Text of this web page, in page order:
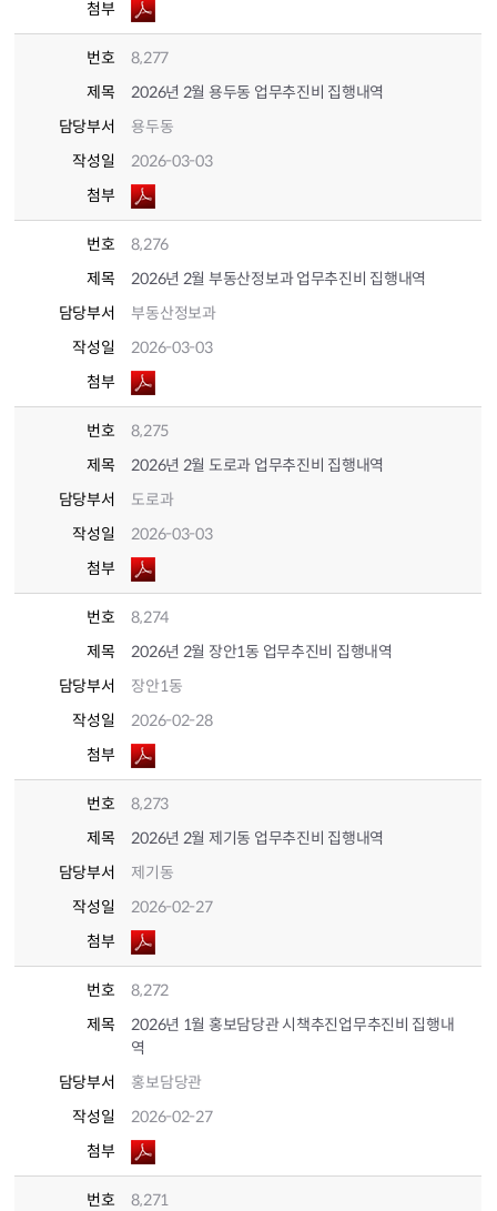
첨부
번호
8,277
제목
2026년 2월 용두동 업무추진비 집행내역
담당부서
용두동
작성일
2026-03-03
첨부
번호
8,276
제목
2026년 2월 부동산정보과 업무추진비 집행내역
담당부서
부동산정보과
작성일
2026-03-03
첨부
번호
8,275
제목
2026년 2월 도로과 업무추진비 집행내역
담당부서
도로과
작성일
2026-03-03
첨부
번호
8,274
제목
2026년 2월 장안1동 업무추진비 집행내역
담당부서
장안1동
작성일
2026-02-28
첨부
번호
8,273
제목
2026년 2월 제기동 업무추진비 집행내역
담당부서
제기동
작성일
2026-02-27
첨부
번호
8,272
제목
2026년 1월 홍보담당관 시책추진업무추진비 집행내
역
담당부서
홍보담당관
작성일
2026-02-27
첨부
번호
8,271